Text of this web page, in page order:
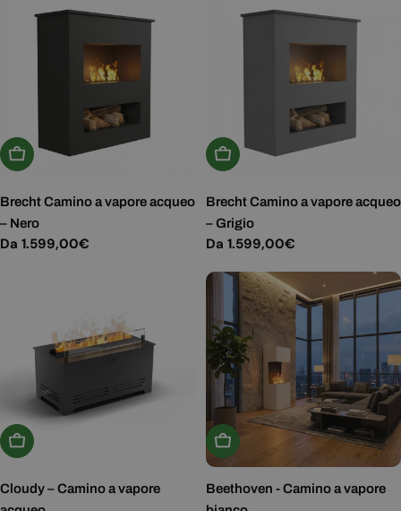
Scegli Le Opzioni
Brecht Camino a vapore acqueo
– Nero
Prezzo
Da 1.599,00€
Scegli Le Opzioni
Brecht Camino a vapore acqueo
– Grigio
Prezzo
Da 1.599,00€
Aggiungi Al Carrello
Cloudy – Camino a vapore
Scegli Le Opzioni
Beethoven - Camino a vapore